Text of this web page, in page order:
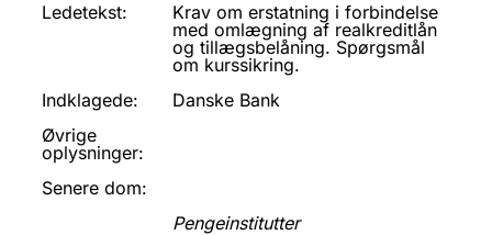
Ledetekst:
Krav om erstatning i forbindelse
med omlægning af realkreditlån
og tillægsbelåning. Spørgsmål
om kurssikring.
Indklagede:
Danske Bank
Øvrige
oplysninger:
Senere dom:
Pengeinstitutter